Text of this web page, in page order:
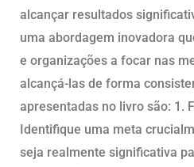
alcançar resultados
uma abordagem inovadora
e organizações a focar nas
alcançá-las de forma
apresentadas no livro são: 1.
Identifique uma meta
seja realmente significativa